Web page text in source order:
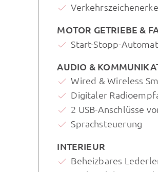
MOTOR GETRIEBE &
Start-Stopp-
AUDIO &
Wired & Wireless
Digitaler
2 USB-Anschlüsse
Sprachsteuerung
INTERIEUR
Beheizbares